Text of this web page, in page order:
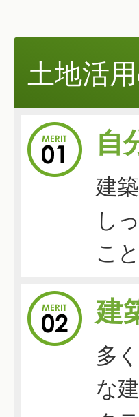
土地活
自
建
し
こ
建
多
な